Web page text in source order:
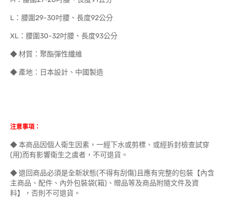
L：腰圍29-30吋腰、長度92公分
XL：腰圍30-32吋腰、長度93公分
◆ 材質：聚酯彈性纖維
◆ 產地：日本設計、中國製造
注意事項：
◆ 本商品因個人衛生因素，一經下水或剪標、或經拆封檢查試穿
(用)而有影響衛生之虞者，不可退貨。
◆ 退回商品必須是全新狀態(不得有刮傷)且應有完整的包裝【內含
主商品、配件、內外包裝袋(箱)、贈品等及商品附隨文件及資
料】，否則不可退貨。